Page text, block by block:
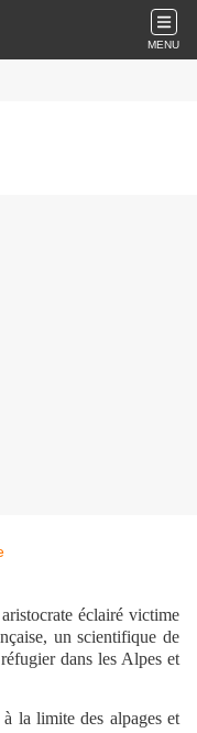
MENU
éclairé victime
un scientifique de
dans les Alpes et
la limite des alpages et